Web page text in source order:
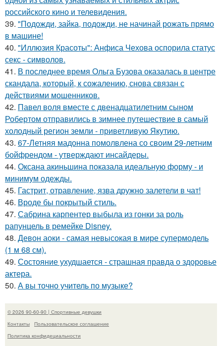
российского кино и телевидения.
39. "Подожди, зайка, подожди, не начинай рожать прямо
в машине!
40. "Иллюзия Красоты": Анфиса Чехова оспорила статус
секс - символов.
41. В последнее время Ольга Бузова оказалась в центре
скандала, который, к сожалению, снова связан с
действиями мошенников.
42. Павел воля вместе с двенадцатилетним сыном
Робертом отправились в зимнее путешествие в самый
холодный регион земли - приветливую Якутию.
43. 67-Летняя мадонна помолвлена со своим 29-летним
бойфрендом - утверждают инсайдеры.
44. Оксана акиньшина показала идеальную форму - и
минимум одежды.
45. Гастрит, отравление, язва дружно залетели в чат!
46. Вроде бы покрытый стиль.
47. Сабрина карпентер выбыла из гонки за роль
рапунцель в ремейке Disney.
48. Девон аоки - самая невысокая в мире супермодель
(1 м 68 см).
49. Состояние ухудшается - страшная правда о здоровье
актера.
50. А вы точно учитель по музыке?
© 2026 90-60-90 | Спортивные девушки
Контакты
Пользовательское соглашение
Политика конфидециальности